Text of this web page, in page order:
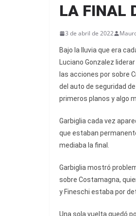
LA FINAL
3 de abril de 2022
Bajo la lluvia que era
Luciano Gonzalez
las acciones por sobre
del auto de seguridad
primeros planos y algo
Garbiglia cada vez
que estaban
mediaba la final.
Garbiglia mostró
sobre Costamagna,
y Fineschi estaba por
Una sola vuelta quedó